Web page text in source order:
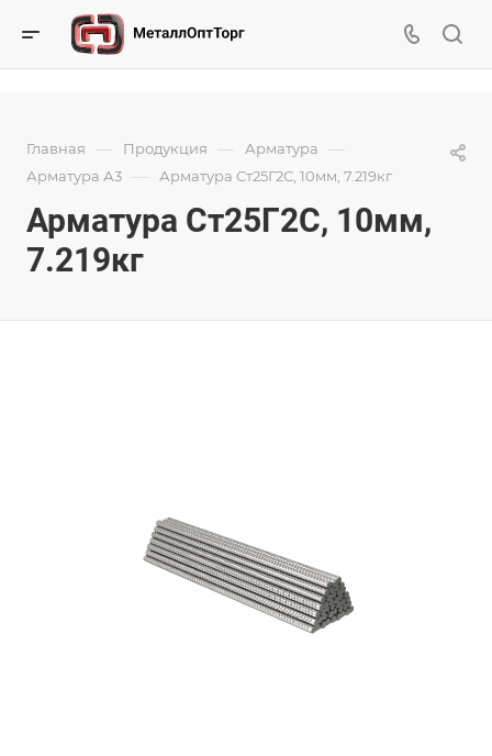
Главная — Продукция — Арматура —
Арматура А3 — Арматура Ст25Г2С, 10мм, 7.219кг
Арматура Ст25Г2С, 10мм,
7.219кг